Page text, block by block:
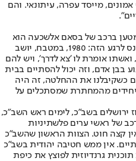
מייסד עפרה, עיתונאי. והם
מטען ברכב של בסאם אלשכעה הוא
מספר לאשתו, ואני לא יכול שלא להיכנס לרגע הזה: 1980, במטבח, יושב
אומרת לו 'צא לדרך', ויש להם
בבן אדם, וזה יכול להסתיים בבית
כשקיבלנו את ההחלטה, זה היה
מהמחתרת שמסתכלים על
ירושלים בשב"כ, לימים ראש השב"כ,
של ראשי ערים פלשתיניות
קצה חוט. הצוות הראשון שהשב"כ
אין ממש חטיבה יהודית בשב"כ
גרנדיוזית לפוצץ את כיפת